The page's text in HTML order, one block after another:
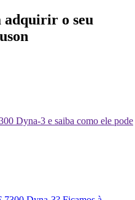
adquirir o seu
Dyna-3 e saiba como ele pode